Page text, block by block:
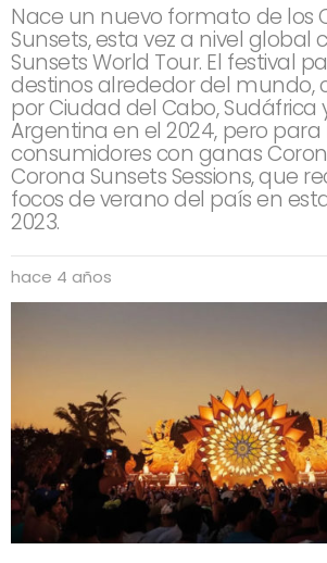
Nace un nuevo formato de los
Sunsets, esta vez a nivel global
Sunsets World Tour. El festival
destinos alrededor del mundo,
por Ciudad del Cabo, Sudáfrica
Argentina en el 2024, pero
consumidores con ganas
Corona Sunsets Sessions, que
focos de verano del país en
2023.
hace 4 años